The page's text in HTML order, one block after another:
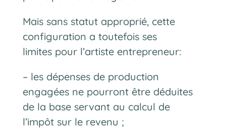
Mais sans statut approprié, cette
configuration a toutefois ses
limites pour l’artiste entrepreneur:
– les dépenses de production
engagées ne pourront être déduites
de la base servant au calcul de
l’impôt sur le revenu ;